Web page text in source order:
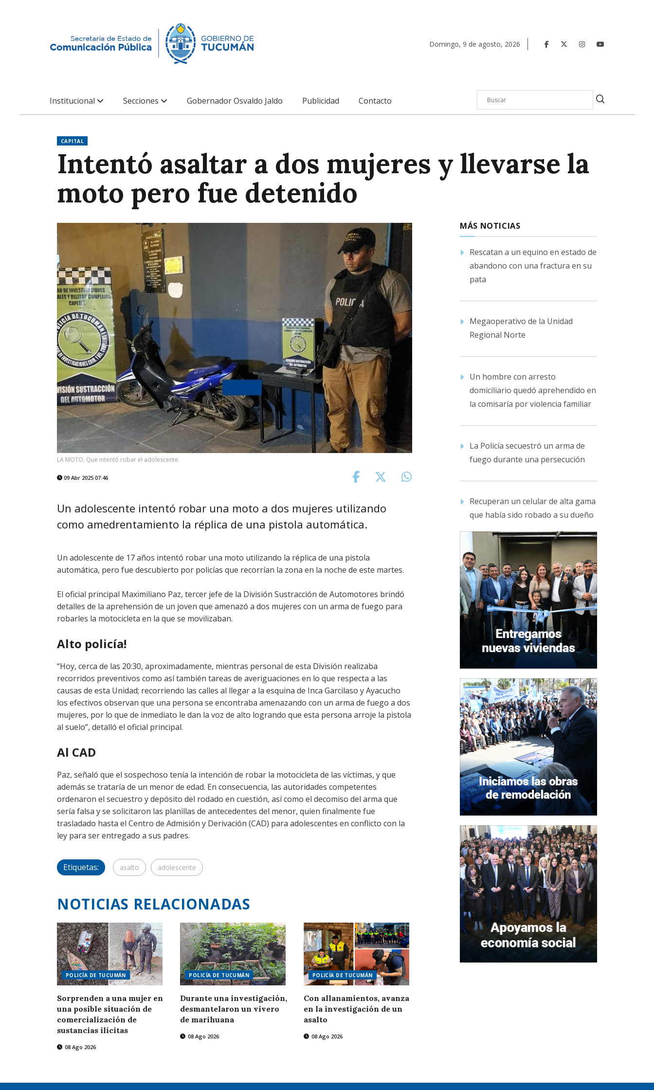
Domingo, 9 de agosto, 2026
Institucional Secciones Gobernador Osvaldo Jaldo Publicidad Contacto
CAPITAL
Intentó asaltar a dos mujeres y llevarse la
moto pero fue detenido
LA MOTO. Que intentó robar el adolescente.
09 Abr 2025 07:46
Un adolescente intentó robar una moto a dos mujeres utilizando
como amedrentamiento la réplica de una pistola automática.
Un adolescente de 17 años intentó robar una moto utilizando la réplica de una pistola
automática, pero fue descubierto por policías que recorrían la zona en la noche de este martes.
El oficial principal Maximiliano Paz, tercer jefe de la División Sustracción de Automotores brindó
detalles de la aprehensión de un joven que amenazó a dos mujeres con un arma de fuego para
robarles la motocicleta en la que se movilizaban.
Alto policía!
“Hoy, cerca de las 20:30, aproximadamente, mientras personal de esta División realizaba
recorridos preventivos como así también tareas de averiguaciones en lo que respecta a las
causas de esta Unidad; recorriendo las calles al llegar a la esquina de Inca Garcilaso y Ayacucho
los efectivos observan que una persona se encontraba amenazando con un arma de fuego a dos
mujeres, por lo que de inmediato le dan la voz de alto logrando que esta persona arroje la pistola
al suelo”, detalló el oficial principal.
Al CAD
Paz, señaló que el sospechoso tenía la intención de robar la motocicleta de las víctimas, y que
además se trataría de un menor de edad. En consecuencia, las autoridades competentes
ordenaron el secuestro y depósito del rodado en cuestión, así como el decomiso del arma que
sería falsa y se solicitaron las planillas de antecedentes del menor, quien finalmente fue
trasladado hasta el Centro de Admisión y Derivación (CAD) para adolescentes en conflicto con la
ley para ser entregado a sus padres.
Etiquetas: asalto adolescente
NOTICIAS RELACIONADAS
POLICÍA DE TUCUMÁN
Sorprenden a una mujer en
una posible situación de
comercialización de
sustancias ilícitas
08 Ago 2026
POLICÍA DE TUCUMÁN
Durante una investigación,
desmantelaron un vivero
de marihuana
08 Ago 2026
POLICÍA DE TUCUMÁN
Con allanamientos, avanza
en la investigación de un
asalto
08 Ago 2026
MÁS NOTICIAS
Rescatan a un equino en estado de
abandono con una fractura en su
pata
Megaoperativo de la Unidad
Regional Norte
Un hombre con arresto
domiciliario quedó aprehendido en
la comisaría por violencia familiar
La Policía secuestró un arma de
fuego durante una persecución
Recuperan un celular de alta gama
que había sido robado a su dueño